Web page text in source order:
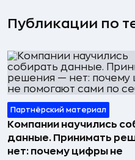
Публикации по
Партнёрский материал
Компании научились
данные. Принимать
нет: почему цифры не